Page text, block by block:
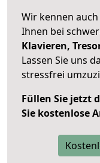
Wir kennen
Ihnen bei
Klavieren,
Lassen Sie uns
stressfrei
Füllen Sie jetzt
Sie kostenlose